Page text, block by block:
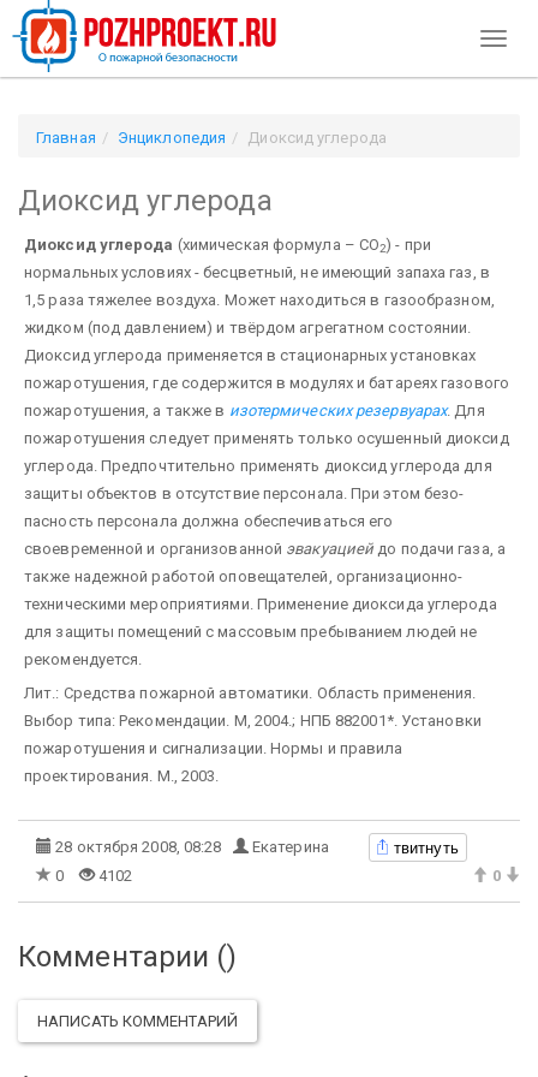
Главная Энциклопедия Диоксид углерода
Диоксид углерода
Диоксид углерода (химическая формула – СО2) - при
нормальных условиях - бесцветный, не имеющий запаха газ, в
1,5 раза тяжелее воздуха. Может находиться в газообразном,
жидком (под давлением) и твёрдом агрегатном состоянии.
Диоксид углерода применяется в стационарных установках
пожаротушения, где содержится в модулях и батареях газового
пожаротушения, а также в изотермических резервуарах. Для
пожаротушения следует применять только осушенный диоксид
углерода. Предпочтительно применять диоксид углерода для
защиты объектов в отсутствие персонала. При этом безо­
пасность персонала должна обеспечиваться его
своевременной и организованной эвакуацией до подачи газа, а
также надежной работой оповещателей, организационно-
техническими мероприятиями. Применение диоксида углерода
для защиты помещений с массовым пребыванием людей не
рекомендуется.
Лит.: Средства пожарной автоматики. Область применения.
Выбор типа: Рекомендации. М, 2004.; НПБ 88­2001*. Установки
пожаротушения и сигнализации. Нормы и правила
проектирования. М., 2003.
28 октября 2008, 08:28 Екатерина твитнуть
0 4102 0
Комментарии ()
НАПИСАТЬ КОММЕНТАРИЙ